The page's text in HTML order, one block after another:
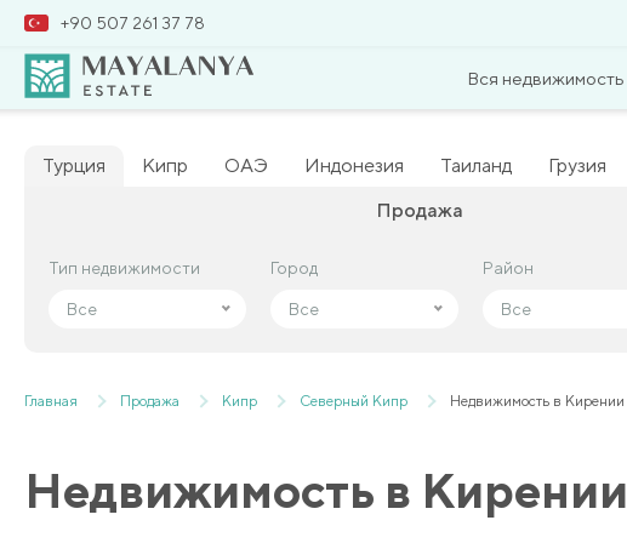
+90 507 261 37 78
Вся недвижимость
Турция Кипр ОАЭ Индонезия Таиланд Грузия
Продажа
Тип недвижимости
Все
Город
Все
Район
Все
Тип недвижимости
Все
Город
Все
Район
Все
Главная Продажа Кипр Северный Кипр Недвижимость в Кирении
Недвижимость в Кирении